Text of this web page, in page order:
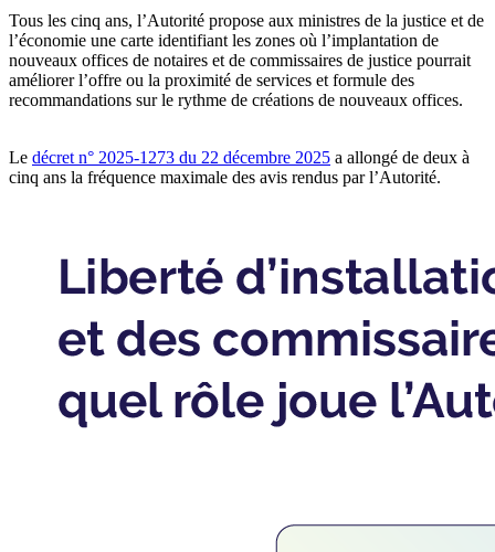
Tous les cinq ans, l’Autorité propose aux ministres de la justice et de
l’économie une carte identifiant les zones où l’implantation de
nouveaux offices de notaires et de commissaires de justice pourrait
améliorer l’offre ou la proximité de services et formule des
recommandations sur le rythme de créations de nouveaux offices.
Le décret n° 2025-1273 du 22 décembre 2025 a allongé de deux à
cinq ans la fréquence maximale des avis rendus par l’Autorité.